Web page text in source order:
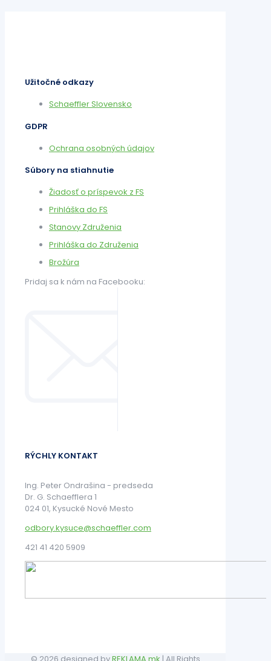
Užitočné odkazy
Schaeffler Slovensko
GDPR
Ochrana osobných údajov
Súbory na stiahnutie
Žiadosť o príspevok z FS
Prihláška do FS
Stanovy Združenia
Prihláška do Združenia
Brožúra
Pridaj sa k nám na Facebooku:
RÝCHLY KONTAKT
Ing. Peter Ondrašina - predseda
Dr. G. Schaefflera 1
024 01, Kysucké Nové Mesto
odbory.kysuce@schaeffler.com
421 41 420 5909